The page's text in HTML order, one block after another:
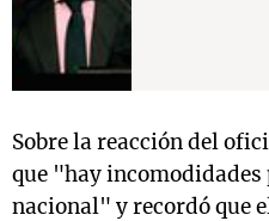
Sobre la reacción del
que "hay
nacional" y recordó que